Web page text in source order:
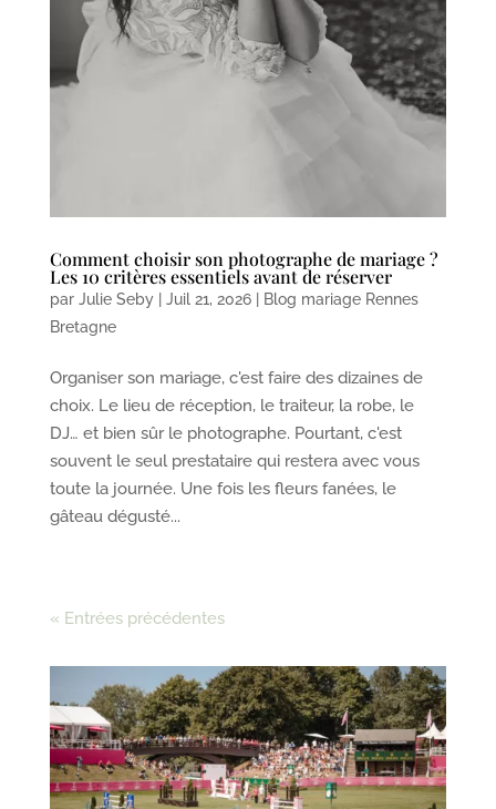
Comment choisir son photographe de mariage ?
Les 10 critères essentiels avant de réserver
par Julie Seby| Juil 21, 2026|
Blog mariage Rennes
Bretagne
Organiser son mariage, c'est faire des dizaines de
choix. Le lieu de réception, le traiteur, la robe, le
DJ… et bien sûr le photographe. Pourtant, c'est
souvent le seul prestataire qui restera avec vous
toute la journée. Une fois les fleurs fanées, le
gâteau dégusté...
« Entrées précédentes